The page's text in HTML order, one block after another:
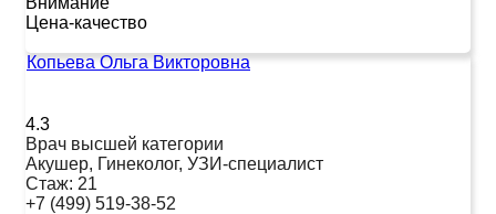
Цена-качество
Копьева Ольга Викторовна
4.3
Врач высшей категории
Акушер, Гинеколог, УЗИ-специалист
Стаж: 21
+7 (499) 519-38-52